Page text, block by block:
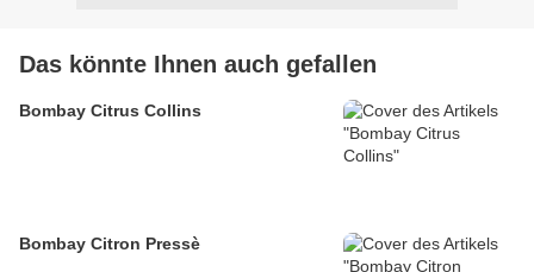
Das könnte Ihnen auch gefallen
Bombay Citrus Collins
Bombay Citron Pressè